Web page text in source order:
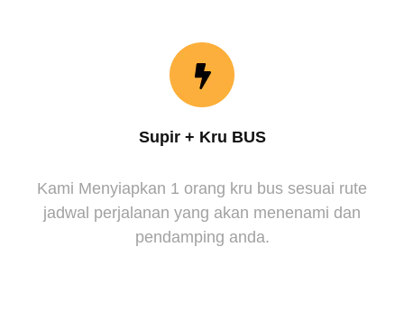
Supir + Kru BUS
Kami Menyiapkan 1 orang kru bus sesuai rute
jadwal perjalanan yang akan menenami dan
pendamping anda.